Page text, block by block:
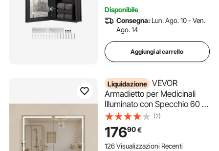
Alluminio
Disponibile
Consegna: Lun. Ago. 10 - Ven.
Ago. 14
Aggiungi al carrello
Liquidazione VEVOR
Armadietto per Medicinali
Illuminato con Specchio 60 x
80 cm da Incasso o da
Parete, Mobiletto per
Medicinali da Bagno con LED
Dimmerabile a 3 Colori,
(2)
17690€
126 Visualizzazioni Recenti